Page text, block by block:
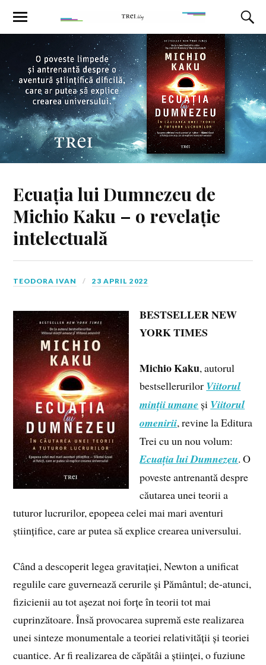
Ecuația lui Dumnezeu de
Michio Kaku – o revelație
intelectuală
TEODORA IVAN 23 APRIL 2022
BESTSELLER NEW
YORK TIMES
Michio Kaku, autorul
bestsellerurilor Viitorul
minții umane și Viitorul
omenirii, revine la Editura
Trei cu un nou volum:
Ecuația lui Dumnezeu. O
poveste antrenantă despre
căutarea unei teorii a
tuturor lucrurilor, epopeea celei mai mari aventuri
științifice, care ar putea să explice crearea universului.
Când a descoperit legea gravitației, Newton a unificat
regulile care guvernează cerurile și Pământul; de-atunci,
fizicienii au tot așezat noi forțe în teorii tot mai
cuprinzătoare. Însă provocarea supremă este realizarea
unei sinteze monumentale a teoriei relativității și teoriei
cuantice. Ar fi realizarea de căpătâi a științei, o fuziune